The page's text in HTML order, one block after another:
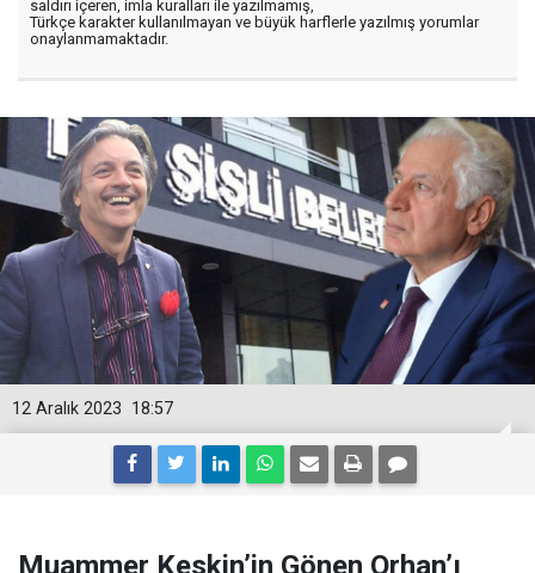
saldırı içeren, imla kuralları ile yazılmamış,
Türkçe karakter kullanılmayan ve büyük harflerle yazılmış yorumlar
onaylanmamaktadır.
18:57
12 Aralık 2023
Muammer Keskin’in Gönen Orhan’ı